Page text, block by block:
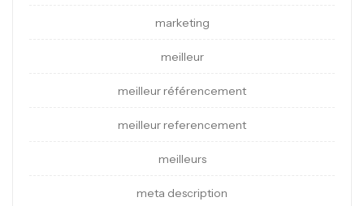
marketing
meilleur
meilleur référencement
meilleur referencement
meilleurs
meta description